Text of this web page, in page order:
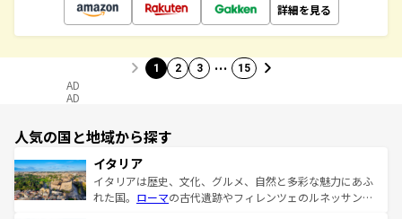
詳細を見る
1 2 3 … 15
AD
AD
人気の国と地域から探す
イタリア
イタリアは歴史、文化、グルメ、自然と多彩な魅力にあふ
れた国。 ローマの古代遺跡やフィレンツェのルネッサンス